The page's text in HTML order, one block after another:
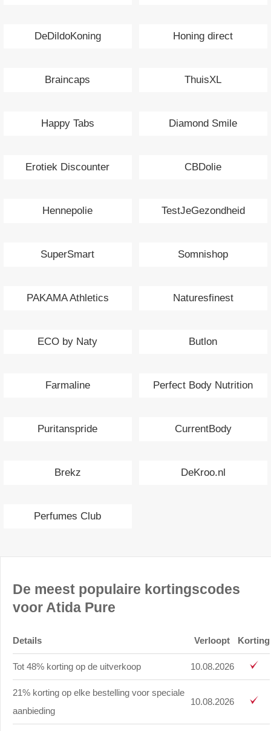
DeDildoKoning Honing direct
Braincaps ThuisXL
Happy Tabs Diamond Smile
Erotiek Discounter CBDolie
Hennepolie TestJeGezondheid
SuperSmart Somnishop
PAKAMA Athletics Naturesfinest
ECO by Naty Butlon
Farmaline Perfect Body Nutrition
Puritanspride CurrentBody
Brekz DeKroo.nl
Perfumes Club
De meest populaire kortingscodes
voor Atida Pure
Details Verloopt Korting
Tot 48% korting op de uitverkoop 10.08.2026
21% korting op elke bestelling voor speciale
aanbieding
10.08.2026